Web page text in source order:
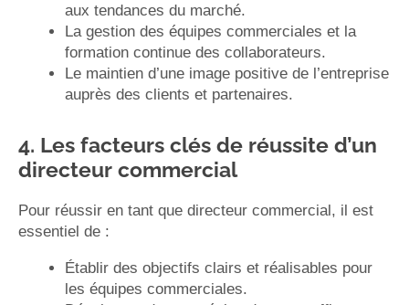
aux tendances du marché.
La gestion des équipes commerciales et la
formation continue des collaborateurs.
Le maintien d’une image positive de l’entreprise
auprès des clients et partenaires.
4. Les facteurs clés de réussite d’un
directeur commercial
Pour réussir en tant que directeur commercial, il est
essentiel de :
Établir des objectifs clairs et réalisables pour
les équipes commerciales.